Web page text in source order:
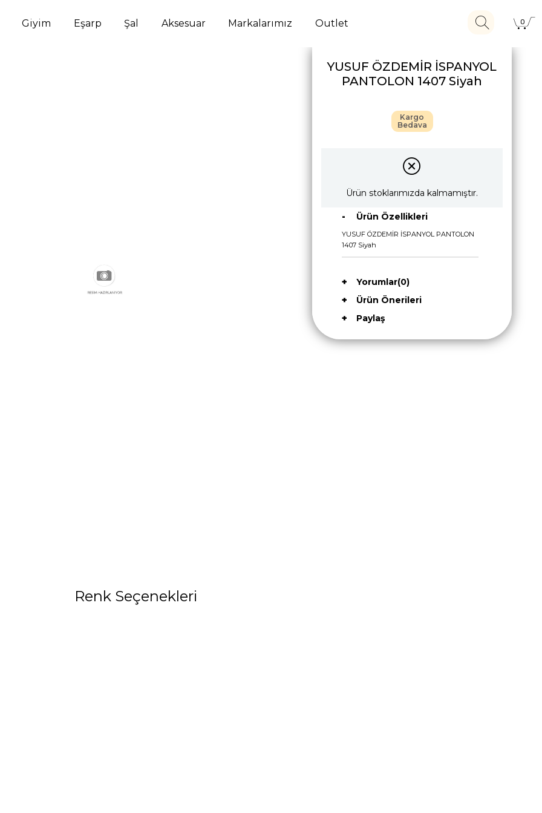
Giyim Eşarp Şal Aksesuar Markalarımız Outlet 0
YUSUF ÖZDEMİR İSPANYOL
PANTOLON 1407 Siyah
Kargo
Bedava
Ürün stoklarımızda kalmamıştır.
Ürün Özellikleri
YUSUF ÖZDEMİR İSPANYOL PANTOLON
1407 Siyah
Yorumlar(0)
Ürün Önerileri
Paylaş
Renk Seçenekleri